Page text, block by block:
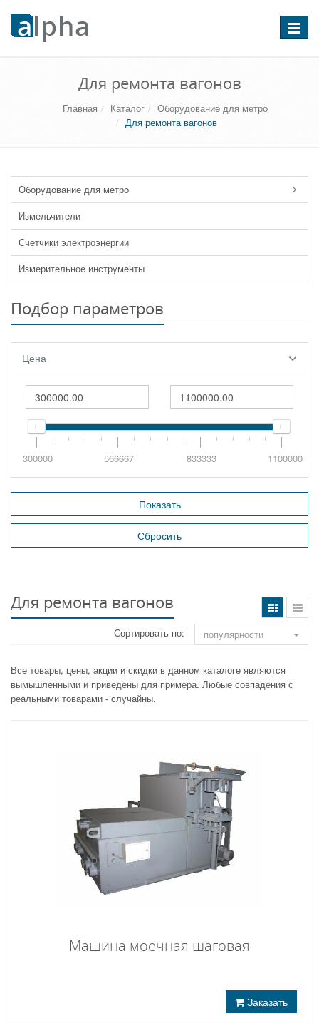
Для ремонта вагонов
Главная Каталог
Оборудование для метро
Для ремонта вагонов
Оборудование для метро
Измельчители
Счетчики электроэнергии
Измерительное инструменты
Подбор параметров
Цена
300000 566667 833333 1100000
Для ремонта вагонов
Сортировать по: популярности
Все товары, цены, акции и скидки в данном каталоге являются
вымышленными и приведены для примера. Любые совпадения с
реальными товарами - случайны.
Машина моечная шаговая
Заказать